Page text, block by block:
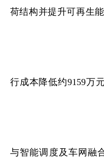
荷结构并提升可再生
行成本降低约9159万
与智能调度及车网融